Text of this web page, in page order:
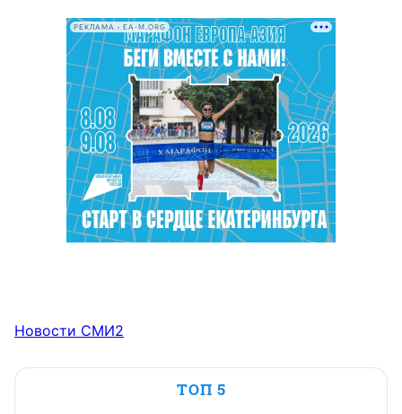
РЕКЛАМА • EA-M.ORG
Новости СМИ2
ТОП 5